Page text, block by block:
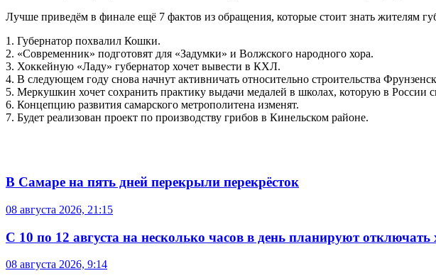
Лучше приведём в финале ещё 7 фактов из обращения, которые стоит знать жителям
1. Губернатор похвалил Кошки.
2. «Современник» подготовят для «Задумки» и Волжского народного хора.
3. Хоккейную «Ладу» губернатор хочет вывести в КХЛ.
4. В следующем году снова начнут активничать относительно строительства
5. Меркушкин хочет сохранить практику выдачи медалей в школах, которую в России
6. Концепцию развития самарского метрополитена изменят.
7. Будет реализован проект по производству грибов в Кинельском районе.
В Самаре на пять дней перекрыли перекрёсток
08 августа 2026, 21:15
С 10 по 12 августа на несколько часов в день планируют
08 августа 2026, 9:14